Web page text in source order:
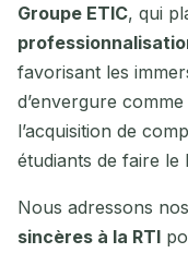
Groupe ETIC, qui
favorisant les
d’envergure
l’acquisition de
étudiants de faire le
Nous adressons nos
sincères à la RTI